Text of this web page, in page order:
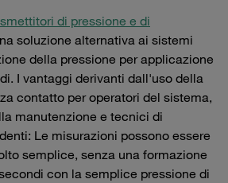
di pressione e di
soluzione alternativa ai sistemi
della pressione per applicazione
I vantaggi derivanti dall'uso della
contatto per operatori del sistema,
manutenzione e tecnici di
Le misurazioni possono essere
semplice, senza una formazione
con la semplice pressione di